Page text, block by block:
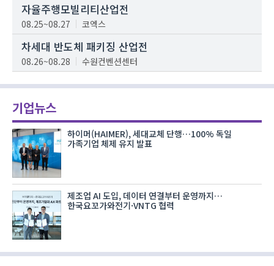
자율주행모빌리티산업전
08.25~08.27 코엑스
차세대 반도체 패키징 산업전
08.26~08.28 수원컨벤션센터
기업뉴스
하이머(HAIMER), 세대교체 단행…100% 독일
가족기업 체제 유지 발표
제조업 AI 도입, 데이터 연결부터 운영까지…
한국요꼬가와전기·VNTG 협력